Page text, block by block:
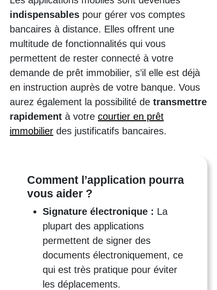
indispensables pour gérer vos comptes
bancaires à distance. Elles offrent une
multitude de fonctionnalités qui vous
permettent de rester connecté à votre
demande de prêt immobilier, s’il elle est déjà
en instruction auprès de votre banque. Vous
aurez également la possibilité de transmettre
rapidement à votre courtier en prêt
immobilier des justificatifs bancaires.
Comment l’application pourra
vous aider ?
Signature électronique : La
plupart des applications
permettent de signer des
documents électroniquement, ce
qui est très pratique pour éviter
les déplacements.